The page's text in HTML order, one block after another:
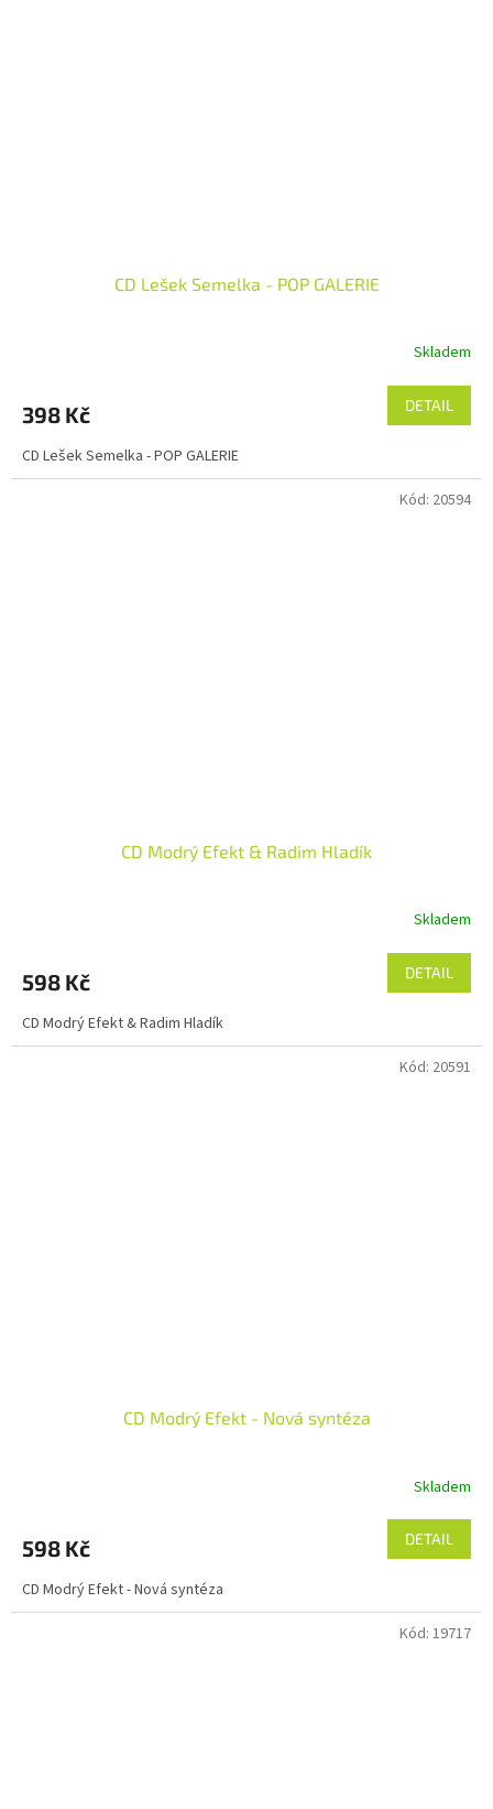
CD Lešek Semelka - POP GALERIE
Skladem
398 Kč DETAIL
CD Lešek Semelka - POP GALERIE
CD Modrý Efekt & Radim Hladík
Skladem
598 Kč DETAIL
CD Modrý Efekt & Radim Hladík
Kód: 20594
CD Modrý Efekt - Nová syntéza
Skladem
598 Kč DETAIL
CD Modrý Efekt - Nová syntéza
Kód: 20591
Kód: 19717